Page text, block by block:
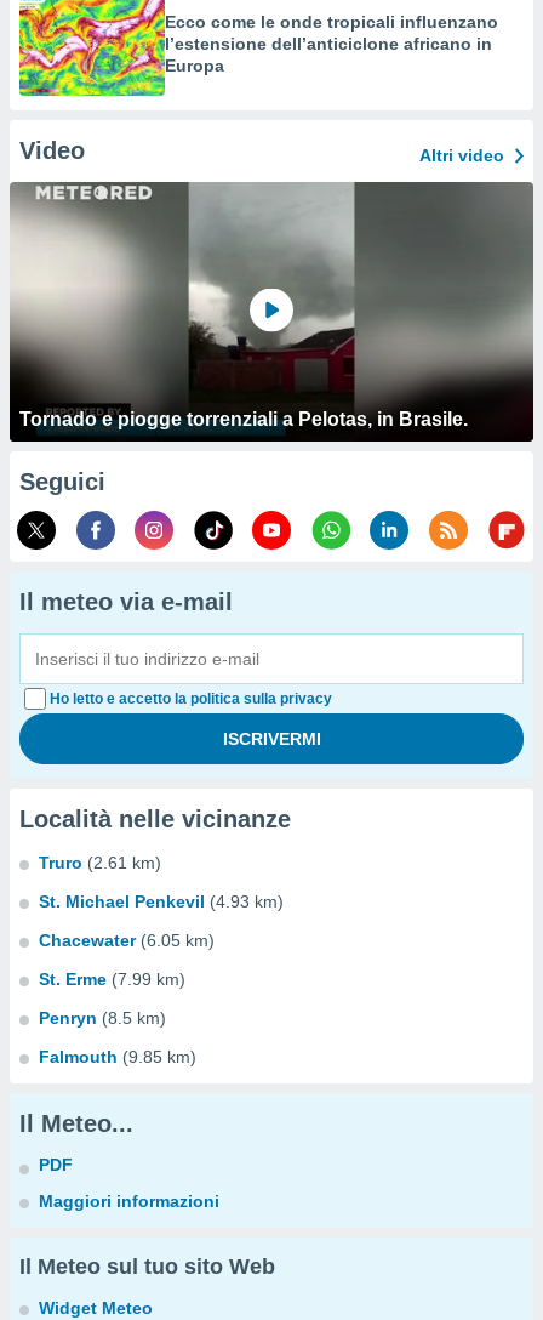
Ecco come le onde tropicali influenzano
l’estensione dell’anticiclone africano in
Europa
Video Altri video
Tornado e piogge torrenziali a Pelotas, in Brasile.
Seguici
Il meteo via e-mail
Ho letto e accetto la politica sulla privacy
Località nelle vicinanze
Truro (2.61 km)
St. Michael Penkevil (4.93 km)
Chacewater (6.05 km)
St. Erme (7.99 km)
Penryn (8.5 km)
Falmouth (9.85 km)
Il Meteo...
PDF
Maggiori informazioni
Il Meteo sul tuo sito Web
Widget Meteo